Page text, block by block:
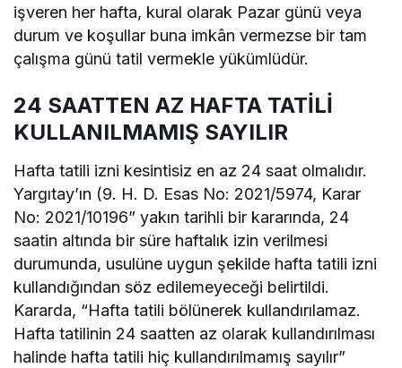
işveren her hafta, kural olarak Pazar günü veya
durum ve koşullar buna imkân vermezse bir tam
çalışma günü tatil vermekle yükümlüdür.
24 SAATTEN AZ HAFTA TATİLİ
KULLANILMAMIŞ SAYILIR
Hafta tatili izni kesintisiz en az 24 saat olmalıdır.
Yargıtay’ın (9. H. D. Esas No: 2021/5974, Karar
No: 2021/10196” yakın tarihli bir kararında, 24
saatin altında bir süre haftalık izin verilmesi
durumunda, usulüne uygun şekilde hafta tatili izni
kullandığından söz edilemeyeceği belirtildi.
Kararda, “Hafta tatili bölünerek kullandırılamaz.
Hafta tatilinin 24 saatten az olarak kullandırılması
halinde hafta tatili hiç kullandırılmamış sayılır”